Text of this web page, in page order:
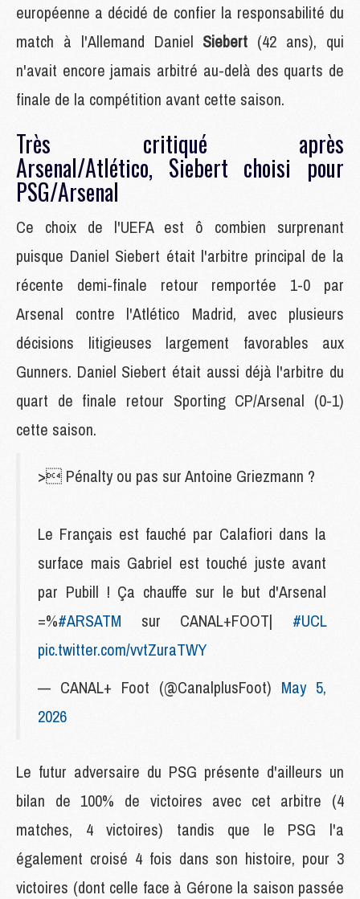
européenne a décidé de confier la responsabilité du
match à l'Allemand Daniel Siebert (42 ans), qui
n'avait encore jamais arbitré au-delà des quarts de
finale de la compétition avant cette saison.
Très critiqué après
Arsenal/Atlético, Siebert choisi pour
PSG/Arsenal
Ce choix de l'UEFA est ô combien surprenant
puisque Daniel Siebert était l'arbitre principal de la
récente demi-finale retour remportée 1-0 par
Arsenal contre l'Atlético Madrid, avec plusieurs
décisions litigieuses largement favorables aux
Gunners. Daniel Siebert était aussi déjà l'arbitre du
quart de finale retour Sporting CP/Arsenal (0-1)
cette saison.
> Pénalty ou pas sur Antoine Griezmann ?
Le Français est fauché par Calafiori dans la
surface mais Gabriel est touché juste avant
par Pubill ! Ça chauffe sur le but d'Arsenal
=%#ARSATM sur CANAL+FOOT| #UCL
pic.twitter.com/vvtZuraTWY
— CANAL+ Foot (@CanalplusFoot) May 5,
2026
Le futur adversaire du PSG présente d'ailleurs un
bilan de 100% de victoires avec cet arbitre (4
matches, 4 victoires) tandis que le PSG l'a
également croisé 4 fois dans son histoire, pour 3
victoires (dont celle face à Gérone la saison passée